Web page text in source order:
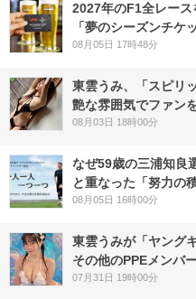
2027年のF1全レース
「夢のシーズンチケ
08月05日 17時48分
東雲うみ、「スピリ
艶な雰囲気でファン
08月03日 18時00分
なぜ59歳の三浦知良
と重なった「努力の
08月05日 16時00分
東雲うみが「ヤング
その他のPPEメンバ
07月31日 19時00分